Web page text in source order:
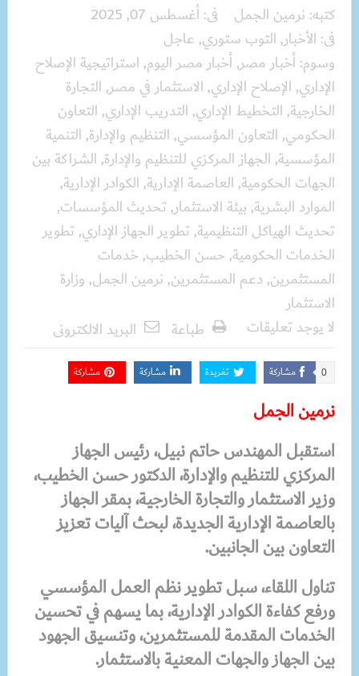
كتبه: نرمين الجمل فى:أغسطس 07, 2025
فى: الأخبار, التوب ستوري, عاجل
وسوم:أخبار مصر,أخبار مصر اليوم, استراتيجية الإصلاح
الإداري, الإصلاح الإداري, الاستثمار في مصر, التجارة
الخارجية, التخطيط الإداري, التدريب الإداري, التعاون
الحكومي, التعاون المؤسسي, التنظيم والإدارة, التنمية
المؤسسية, الجهاز المركزي للتنظيم والإدارة, الشراكة بين
الجهات الحكومية, العاصمة الإدارية, الكوادر الإدارية,
الموارد البشرية, بيئة الاستثمار, تحديث المؤسسات,
تحديث الهياكل التنظيمية, تطوير الجهاز الإداري, تطوير
الخدمات الحكومية, حسن الخطيب, خدمات
المستثمرين, دعم المستثمرين, نرمين الجمل, وزارة
الاستثمار
لا يوجد تعليقات
طباعة البريد الالكترونى
مشاركة 0 تغريدة مشاركة مشاركة
نرمين الجمل
استقبل المهندس حاتم نبيل، رئيس الجهاز
المركزي للتنظيم والإدارة، الدكتور حسن الخطيب،
وزير الاستثمار والتجارة الخارجية، بمقر الجهاز
بالعاصمة الإدارية الجديدة، لبحث آليات تعزيز
التعاون بين الجانبين.
تناول اللقاء، سبل تطوير نظم العمل المؤسسي
ورفع كفاءة الكوادر الإدارية، بما يسهم في تحسين
الخدمات المقدمة للمستثمرين، وتنسيق الجهود
بين الجهاز والجهات المعنية بالاستثمار.